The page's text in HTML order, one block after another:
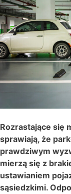
Rozrastające się
sprawiają, że
prawdziwym
mierzą się z
ustawianiem
sąsiedzkimi.